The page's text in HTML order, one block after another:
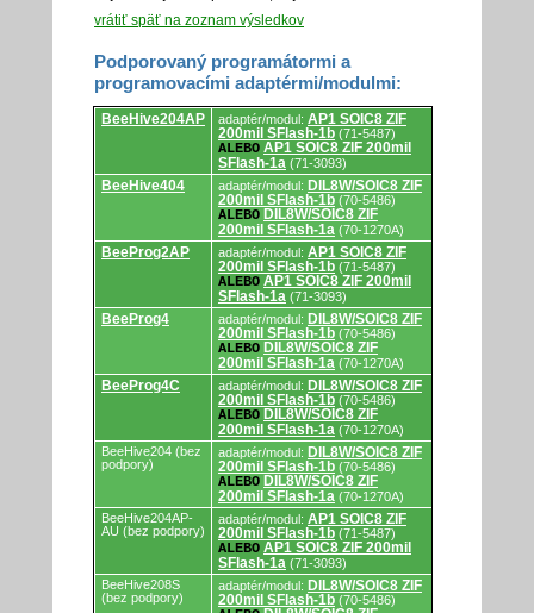
vrátiť späť na zoznam výsledkov
Podporovaný programátormi a
programovacími adaptérmi/modulmi:
Podporovaný
programátormi
adaptérmi/modulmi.
BeeHive204AP adaptér/modul: AP1 SOIC8 ZIF
200mil SFlash-1b (71-5487)
ALEBO AP1 SOIC8 ZIF 200mil
SFlash-1a (71-3093)
BeeHive404 adaptér/modul: DIL8W/SOIC8 ZIF
200mil SFlash-1b (70-5486)
ALEBO DIL8W/SOIC8 ZIF
200mil SFlash-1a (70-1270A)
BeeProg2AP adaptér/modul: AP1 SOIC8 ZIF
200mil SFlash-1b (71-5487)
ALEBO AP1 SOIC8 ZIF 200mil
SFlash-1a (71-3093)
BeeProg4 adaptér/modul: DIL8W/SOIC8 ZIF
200mil SFlash-1b (70-5486)
ALEBO DIL8W/SOIC8 ZIF
200mil SFlash-1a (70-1270A)
BeeProg4C adaptér/modul: DIL8W/SOIC8 ZIF
200mil SFlash-1b (70-5486)
ALEBO DIL8W/SOIC8 ZIF
200mil SFlash-1a (70-1270A)
BeeHive204 (bez
podpory)
adaptér/modul: DIL8W/SOIC8 ZIF
200mil SFlash-1b (70-5486)
ALEBO DIL8W/SOIC8 ZIF
200mil SFlash-1a (70-1270A)
BeeHive204AP-
AU (bez podpory)
adaptér/modul: AP1 SOIC8 ZIF
200mil SFlash-1b (71-5487)
ALEBO AP1 SOIC8 ZIF 200mil
SFlash-1a (71-3093)
BeeHive208S
(bez podpory)
adaptér/modul: DIL8W/SOIC8 ZIF
200mil SFlash-1b (70-5486)